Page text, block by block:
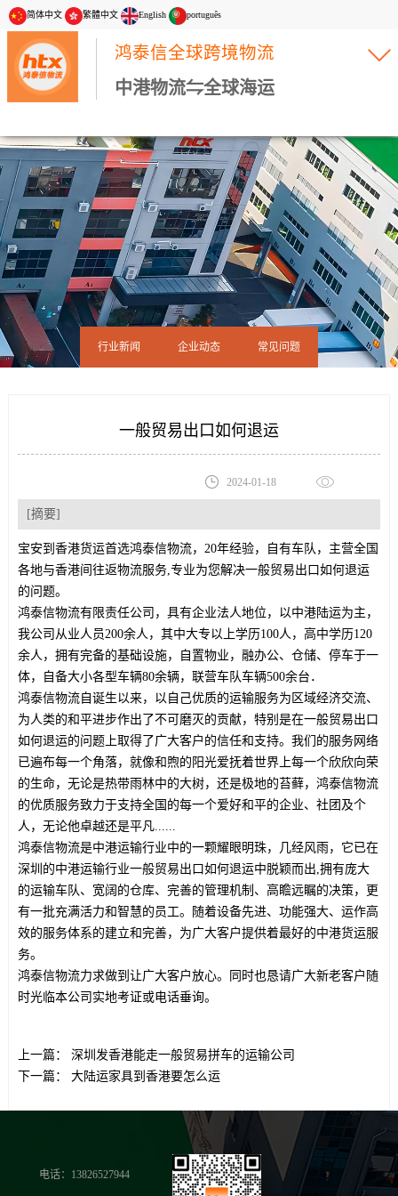
简体中文 繁體中文 English português
鸿泰信全球跨境物流
中港物流⇋全球海运
行业新闻 企业动态 常见问题
一般贸易出口如何退运
2024-01-18
[摘要]
宝安到香港货运首选鸿泰信物流，20年经验，自有车队，主营全国
各地与香港间往返物流服务,专业为您解决一般贸易出口如何退运
的问题。
鸿泰信物流有限责任公司，具有企业法人地位，以中港陆运为主，
我公司从业人员200余人，其中大专以上学历100人，高中学历120
余人，拥有完备的基础设施，自置物业，融办公、仓储、停车于一
体，自备大小各型车辆80余辆，联营车队车辆500余台．
鸿泰信物流自诞生以来，以自己优质的运输服务为区域经济交流、
为人类的和平进步作出了不可磨灭的贡献，特别是在一般贸易出口
如何退运的问题上取得了广大客户的信任和支持。我们的服务网络
已遍布每一个角落，就像和煦的阳光爱抚着世界上每一个欣欣向荣
的生命，无论是热带雨林中的大树，还是极地的苔藓，鸿泰信物流
的优质服务致力于支持全国的每一个爱好和平的企业、社团及个
人，无论他卓越还是平凡......
鸿泰信物流是中港运输行业中的一颗耀眼明珠，几经风雨，它已在
深圳的中港运输行业一般贸易出口如何退运中脱颖而出,拥有庞大
的运输车队、宽阔的仓库、完善的管理机制、高瞻远瞩的决策，更
有一批充满活力和智慧的员工。随着设备先进、功能强大、运作高
效的服务体系的建立和完善，为广大客户提供着最好的中港货运服
务。
鸿泰信物流力求做到让广大客户放心。同时也恳请广大新老客户随
时光临本公司实地考证或电话垂询。
上一篇：
深圳发香港能走一般贸易拼车的运输公司
下一篇：
大陆运家具到香港要怎么运
电话：13826527944